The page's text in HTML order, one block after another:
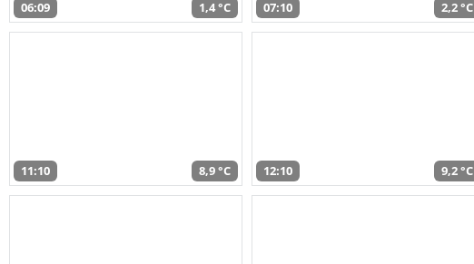
06:09 1,4 °C 07:10 2,2 °C
11:10 8,9 °C 12:10 9,2 °C